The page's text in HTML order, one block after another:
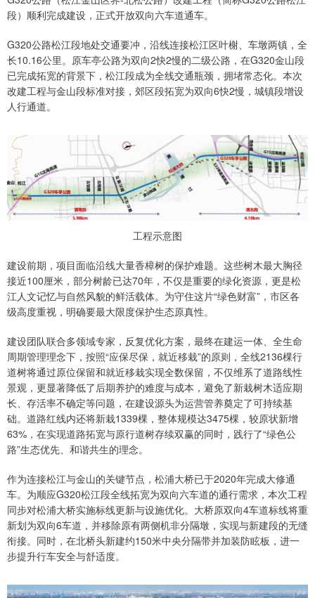
段）顺利完成建设，正式开放双向六车道通车。
G320公路松江段地处交通要冲，沿线连接松江区叶榭、车墩两镇，全
长10.16公里。原车亭公路为双向2快2慢的二级公路，在G320金山段
已完成拓宽的背景下，松江段成为全线交通瓶颈，拥堵常态化。本次
改建工程与金山段标准对接，郊区段拓宽为双向6快2慢，城镇段增设
人行通道。
工程示意图
建设前期，项目面临沿线大量香樟树的保护难题。这些树木最大胸径
接近100厘米，部分树龄已达70年，不仅是重要的绿化资源，更是松
江人文记忆与自然风貌的鲜活载体。为守住这片“绿色财富”，市区各
级高度重视，明确要最大限度保护生态原真性。
建设团队联合多领域专家，反复优化方案，最终在建运一体、全生命
周期管理理念下，按照“应保尽保，就近移栽”的原则，全线2136棵行
道树将通过原位保留和就近移栽实现全数保留，不仅维系了道路线性
景观，更显著降低了后期养护的难度与成本，避免了新栽树木适应期
长、存活率不确定等问题，在建设源头为运营管养奠定了可持续基
础。道路红线内还将新栽1339棵，整体规模达3475棵，较原状新增
63%，在实现道路拓宽与原行道树存续双赢的同时，践行了“绿色公
路”生态优先、和谐共生的理念。
作为连接松江与金山的关键节点，松浦大桥已于2020年完成大修通
车。为顺应G320松江段全线拓宽为双向六车道的通行需求，本次工程
同步对松浦大桥实施标线更新与设施优化。大桥原双向4车道标线将重
新划为双向6车道，并移除原有两侧机非分隔墩，实现与新建段的无缝
衔接。同时，在北桥头新建约150米中央分隔带并加装防眩板，进一
步提升行车安全与舒适度。